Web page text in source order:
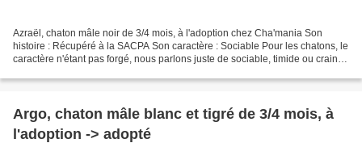
Azraël, chaton mâle noir de 3/4 mois, à l'adoption chez Cha'mania Son
histoire : Récupéré à la SACPA Son caractère : Sociable Pour les chatons, le
caractère n'étant pas forgé, nous parlons juste de sociable, timide ou craintif
Argo, chaton mâle blanc et tigré de 3/4 mois, à
l'adoption -> adopté